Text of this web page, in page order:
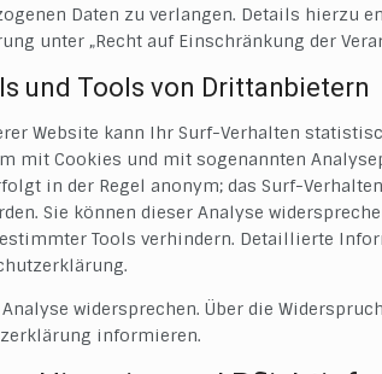
Daten zu verlangen. Details hierzu
unter „Recht auf Einschränkung der
und Tools von Drittanbietern
Website kann Ihr Surf-Verhalten
mit Cookies und mit sogenannten
in der Regel anonym; das Surf-
Sie können dieser Analyse
Tools verhindern. Detaillierte
widersprechen. Über die
informieren.